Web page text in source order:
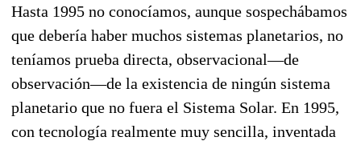
Hasta 1995 no conocíamos, aunque sospechábamos
que debería haber muchos sistemas planetarios, no
teníamos prueba directa, observacional—de
observación—de la existencia de ningún sistema
planetario que no fuera el Sistema Solar. En 1995,
con tecnología realmente muy sencilla, inventada